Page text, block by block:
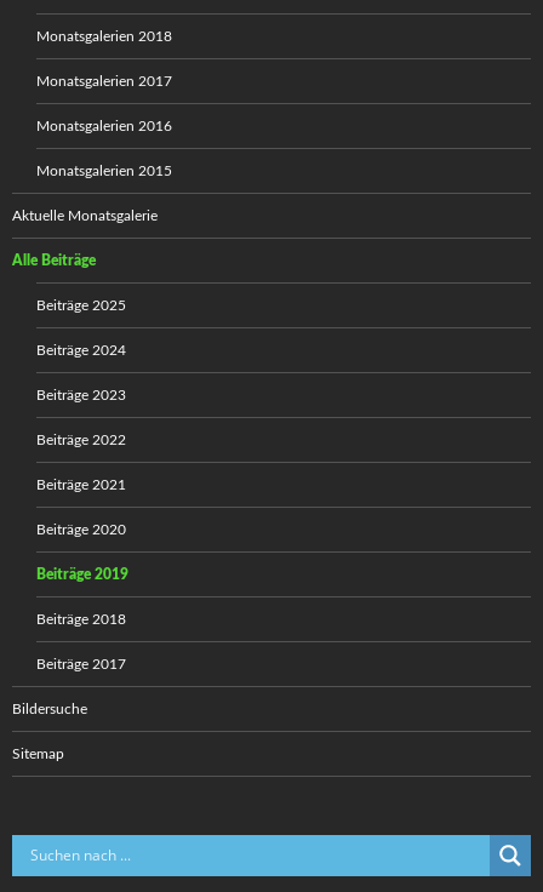
Monatsgalerien 2018
Monatsgalerien 2017
Monatsgalerien 2016
Monatsgalerien 2015
Aktuelle Monatsgalerie
Alle Beiträge
Beiträge 2025
Beiträge 2024
Beiträge 2023
Beiträge 2022
Beiträge 2021
Beiträge 2020
Beiträge 2019
Beiträge 2018
Beiträge 2017
Bildersuche
Sitemap